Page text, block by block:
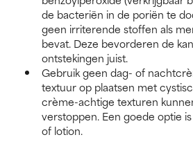
de bacteriën in de poriën te
geen irriterende stoffen als
bevat. Deze bevorderen de
ontstekingen juist.
Gebruik geen dag- of
textuur op plaatsen met
crème-achtige texturen
verstoppen. Een goede optie
of lotion.